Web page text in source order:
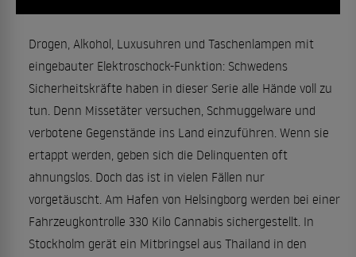
Drogen, Alkohol, Luxusuhren und Taschenlampen mit
eingebauter Elektroschock-Funktion: Schwedens
Sicherheitskräfte haben in dieser Serie alle Hände voll zu
tun. Denn Missetäter versuchen, Schmuggelware und
verbotene Gegenstände ins Land einzuführen. Wenn sie
ertappt werden, geben sich die Delinquenten oft
ahnungslos. Doch das ist in vielen Fällen nur
vorgetäuscht. Am Hafen von Helsingborg werden bei einer
Fahrzeugkontrolle 330 Kilo Cannabis sichergestellt. In
Stockholm gerät ein Mitbringsel aus Thailand in den